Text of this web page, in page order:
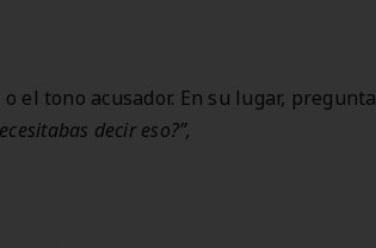
tono acusador. En su lugar, pregunta
decir eso?”,